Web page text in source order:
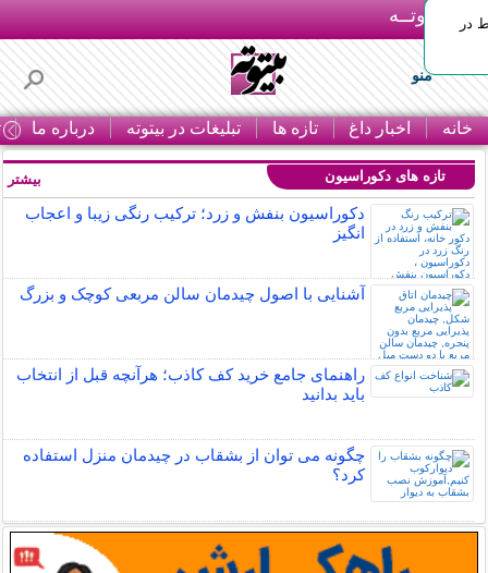
بـیتوتــه
منو
خانه اخبار داغ تازه ها تبلیغات در بیتوته درباره ما
در
تازه های دکوراسیون
دکوراسیون بنفش و زرد؛ ترکیب رنگی زیبا و اعجاب
انگیز
آشنایی با اصول چیدمان سالن مربعی کوچک و بزرگ
راهنمای جامع خرید کف کاذب؛ هرآنچه قبل از انتخاب
باید بدانید
چگونه می توان از بشقاب در چیدمان منزل استفاده
کرد؟
بیشتر